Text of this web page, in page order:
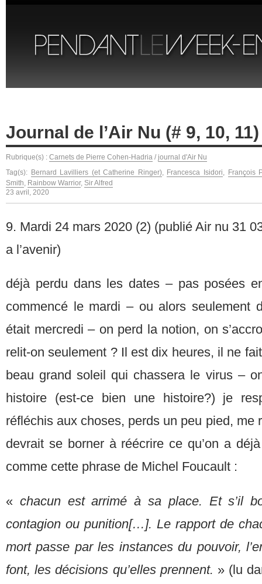
Journal de l’Air Nu (# 9, 10,
Rubrique(s) : Carnets de Pierre Cohen-Hadria / journal d'Air Nu
Tag(s): Bernard Lavilliers (et Catherine Ringer), Francesca Isidori, François
Smith, Rainbow Warrior, Sir Alfred
23 avril, 2020
9. Mardi 24 mars 2020 (2) (publié Air nu 31
a l’avenir)
déjà perdu dans les dates – pas posées
commencé le mardi – ou alors seulement
était mercredi – on perd la notion, on
relit-on seulement ? Il est dix heures, il ne
beau grand soleil qui chassera le virus –
histoire (est-ce bien une histoire?) je
réfléchis aux choses, perds un peu pied, me
devrait se borner à réécrire ce qu’on a
comme cette phrase de Michel Foucault :
« chacun est arrimé à sa place. Et s’il
contagion ou punition[…]. Le rapport de
mort passe par les instances du pouvoir,
font, les décisions qu’elles prennent. » (lu